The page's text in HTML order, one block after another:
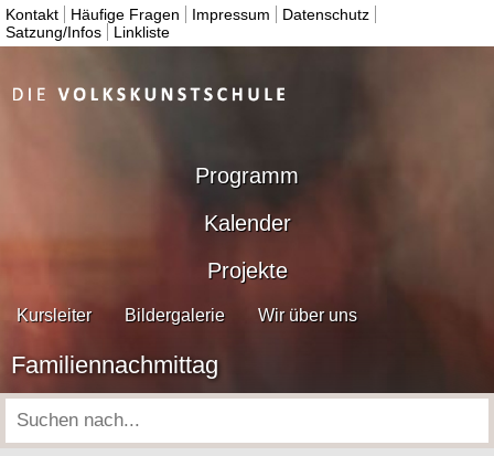
Kontakt Häufige Fragen Impressum
Datenschutz
Satzung/Infos
Linkliste
Programm
Kalender
Projekte
Kursleiter Bildergalerie Wir über uns
Familiennachmittag